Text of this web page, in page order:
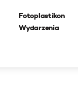
Fotoplastikon
Wydarzenia